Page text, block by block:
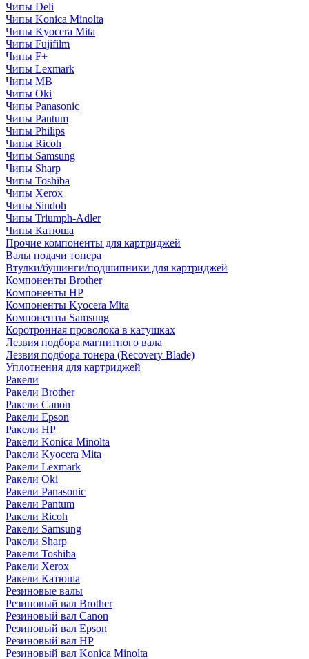
Чипы Deli
Чипы Konica Minolta
Чипы Kyocera Mita
Чипы Fujifilm
Чипы F+
Чипы Lexmark
Чипы MB
Чипы Oki
Чипы Panasonic
Чипы Pantum
Чипы Philips
Чипы Ricoh
Чипы Samsung
Чипы Sharp
Чипы Toshiba
Чипы Xerox
Чипы Sindoh
Чипы Triumph-Adler
Чипы Катюша
Прочие компоненты для картриджей
Валы подачи тонера
Втулки/бушинги/подшипники для картриджей
Компоненты Brother
Компоненты HP
Компоненты Kyocera Mita
Компоненты Samsung
Коротронная проволока в катушках
Лезвия подбора магнитного вала
Лезвия подбора тонера (Recovery Blade)
Уплотнения для картриджей
Ракели
Ракели Brother
Ракели Canon
Ракели Epson
Ракели HP
Ракели Konica Minolta
Ракели Kyocera Mita
Ракели Lexmark
Ракели Oki
Ракели Panasonic
Ракели Pantum
Ракели Ricoh
Ракели Samsung
Ракели Sharp
Ракели Toshiba
Ракели Xerox
Ракели Катюша
Резиновые валы
Резиновый вал Brother
Резиновый вал Canon
Резиновый вал Epson
Резиновый вал HP
Резиновый вал Konica Minolta